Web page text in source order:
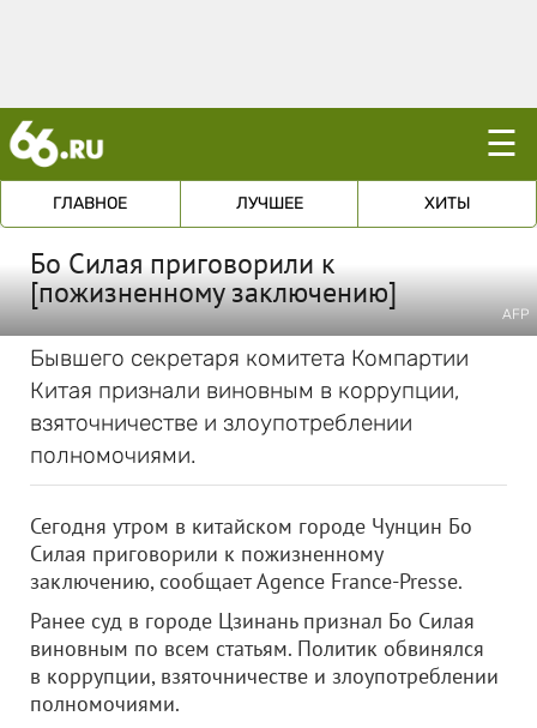
☰
ГЛАВНОЕ ЛУЧШЕЕ ХИТЫ
Бо Силая приговорили к
[пожизненному заключению]
AFP
Бывшего секретаря комитета Компартии
Китая признали виновным в коррупции,
взяточничестве и злоупотреблении
полномочиями.
Сегодня утром в китайском городе Чунцин Бо
Силая приговорили к пожизненному
заключению, сообщает Agence France-Presse.
Ранее суд в городе Цзинань признал Бо Силая
виновным по всем статьям. Политик обвинялся
в коррупции, взяточничестве и злоупотреблении
полномочиями.